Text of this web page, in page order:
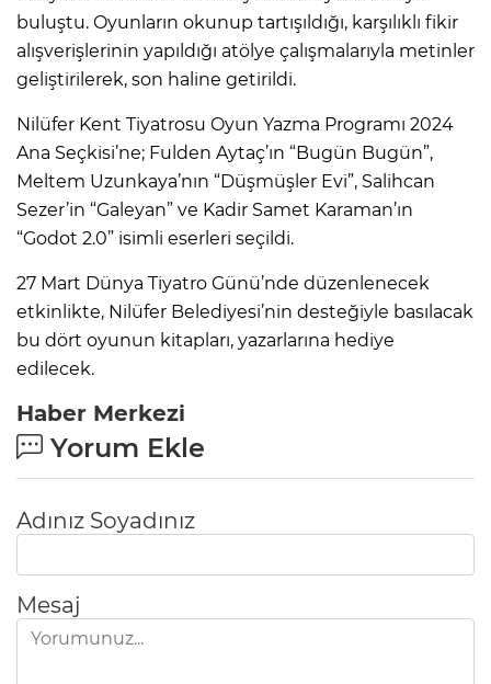
buluştu. Oyunların okunup tartışıldığı, karşılıklı fikir
alışverişlerinin yapıldığı atölye çalışmalarıyla metinler
geliştirilerek, son haline getirildi.
Nilüfer Kent Tiyatrosu Oyun Yazma Programı 2024
Ana Seçkisi’ne; Fulden Aytaç’ın “Bugün Bugün”,
Meltem Uzunkaya’nın “Düşmüşler Evi”, Salihcan
Sezer’in “Galeyan” ve Kadir Samet Karaman’ın
“Godot 2.0” isimli eserleri seçildi.
27 Mart Dünya Tiyatro Günü’nde düzenlenecek
etkinlikte, Nilüfer Belediyesi’nin desteğiyle basılacak
bu dört oyunun kitapları, yazarlarına hediye
edilecek.
Haber Merkezi
Yorum Ekle
Adınız Soyadınız
Mesaj